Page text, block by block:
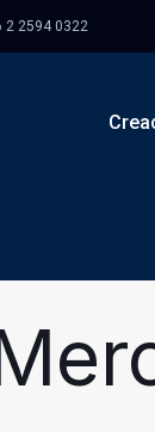
2594 0322